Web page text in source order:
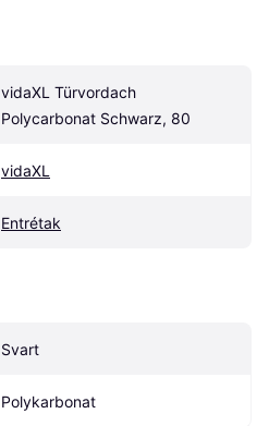
vidaXL Türvordach
Polycarbonat Schwarz, 80
vidaXL
Entrétak
Svart
Polykarbonat